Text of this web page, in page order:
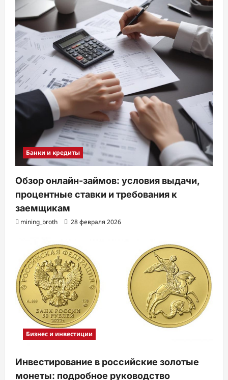
Банки и кредиты
Обзор онлайн-займов: условия выдачи,
процентные ставки и требования к
заемщикам
mining_broth 28 февраля 2026
Бизнес и инвестиции
Инвестирование в российские золотые
монеты: подробное руководство